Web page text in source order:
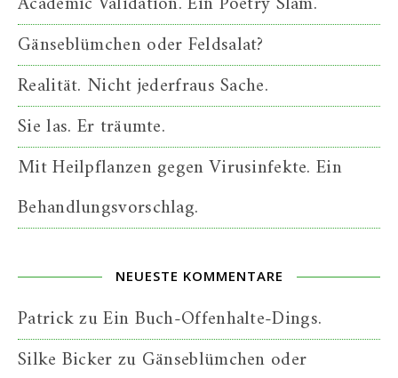
Gänseblümchen oder Feldsalat?
Realität. Nicht jederfraus Sache.
Sie las. Er träumte.
Mit Heilpflanzen gegen Virusinfekte. Ein
Behandlungsvorschlag.
NEUESTE KOMMENTARE
PatrickzuEin Buch-Offenhalte-Dings.
Silke Bickerzu Gänseblümchen oder